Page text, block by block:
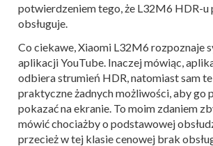
potwierdzeniem tego, że L32M6 HDR-u
obsługuje.
Co ciekawe, Xiaomi L32M6 rozpoznaje
aplikacji YouTube. Inaczej mówiąc,
odbiera strumień HDR, natomiast sam
praktyczne żadnych możliwości, aby go
pokazać na ekranie. To moim zdaniem
mówić chociażby o podstawowej
przecież w tej klasie cenowej brak